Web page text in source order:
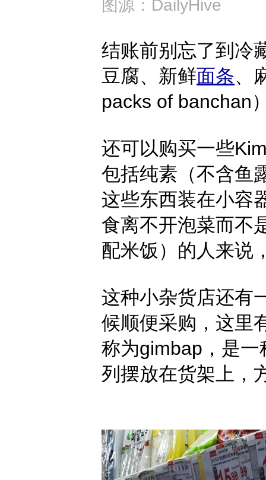
图源：DailyHive
结账前别忘了到冷
豆腐、新鲜面条、
packs of banchan
还可以购买一些
包括纯素（不含鱼
这些东西装在小容
食离不开泡菜而不
配米饭）的人来说
这种小杂货店还有
候顺便采购，这里
称为gimbap，是一
列摆放在货架上，